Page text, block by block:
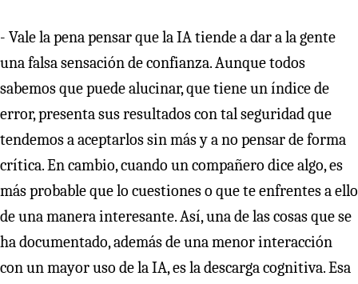
- Vale la pena pensar que la IA tiende a dar a la gente
una falsa sensación de confianza. Aunque todos
sabemos que puede alucinar, que tiene un índice de
error, presenta sus resultados con tal seguridad que
tendemos a aceptarlos sin más y a no pensar de forma
crítica. En cambio, cuando un compañero dice algo, es
más probable que lo cuestiones o que te enfrentes a ello
de una manera interesante. Así, una de las cosas que se
ha documentado, además de una menor interacción
con un mayor uso de la IA, es la descarga cognitiva. Esa